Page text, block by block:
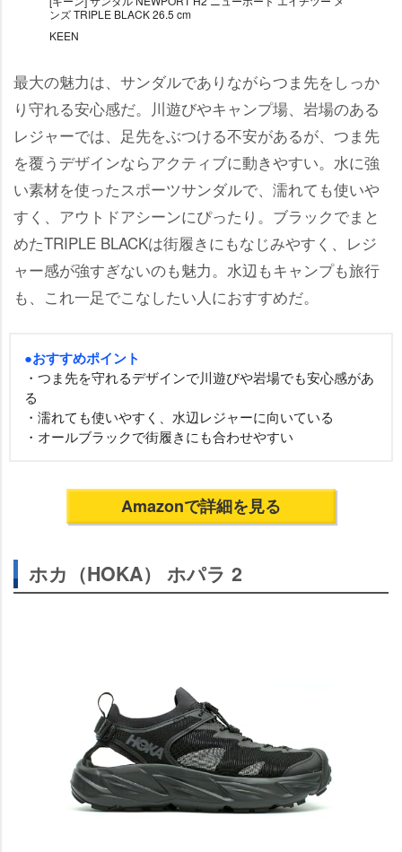
ンズ TRIPLE BLACK 26.5 cm
KEEN
最大の魅力は、サンダルでありながらつま先をしっか
り守れる安心感だ。川遊びやキャンプ場、岩場のある
レジャーでは、足先をぶつける不安があるが、つま先
を覆うデザインならアクティブに動きやすい。水に強
い素材を使ったスポーツサンダルで、濡れても使い
すく、アウトドアシーンにぴったり。ブラックでまと
めたTRIPLE BLACKは街履きにもなじみやすく、レジ
ャー感が強すぎないのも魅力。水辺もキャンプも旅行
も、これ一足でこなしたい人におすすめだ。
●おすすめポイント
・つま先を守れるデザインで川遊びや岩場でも安心感があ
る
・濡れても使いやすく、水辺レジャーに向いている
・オールブラックで街履きにも合わせやすい
Amazonで詳細を見る
ホカ（HOKA） ホパラ 2